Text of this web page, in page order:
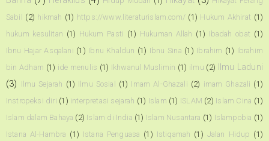
Sabil
(2) hikmah (1) https://www.literaturislam.com/ (1) Hukum Akhirat (1)
hukum kesulitan (1) Hukum Pasti (1) Hukuman Allah (1) Ibadah obat (1)
Ibnu Hajar Asqalani (1) Ibnu Khaldun (1) Ibnu Sina (1) Ibrahim (1) Ibrahim
bin Adham (1) ide menulis (1) Ikhwanul Muslimin (1) ilmu (2)
Ilmu Laduni
(3) Ilmu Sejarah (1) Ilmu Sosial (1) Imam Al-Ghazali (2) imam Ghazali (1)
Instropeksi diri (1) interpretasi sejarah (1) Islam (1) ISLAM (2) Islam Cina (1)
Islam dalam Bahaya (2) Islam di India (1) Islam Nusantara (1) Islampobia (1)
Istana Al-Hambra (1) Istana Penguasa (1) Istiqamah (1) Jalan Hidup (1)